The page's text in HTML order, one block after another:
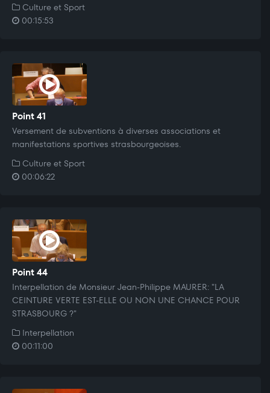
Culture et Sport
00:15:53
Point 41
Versement de subventions à diverses associations et
manifestations sportives strasbourgeoises.
Culture et Sport
00:06:22
Point 44
Interpellation de Monsieur Jean-Philippe MAURER: "LA
CEINTURE VERTE EST-ELLE OU NON UNE CHANCE POUR
STRASBOURG ?"
Interpellation
00:11:00